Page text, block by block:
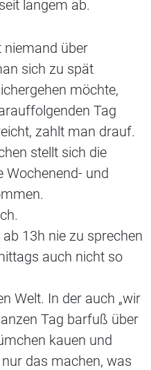
langem ab.
niemand über
sich zu spät
möchte,
Tag
zahlt man drauf.
stellt sich die
Wochenend- und
13h nie zu sprechen
auch nicht so
Welt. In der auch „wir
Tag barfuß über
kauen und
das machen, was